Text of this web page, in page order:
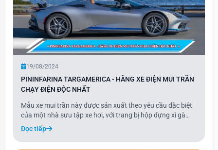
19/08/2024
PININFARINA TARGAMERICA - HÃNG XE ĐIỆN MUI TRẦN
CHẠY ĐIỆN ĐỘC NHẤT
Mẫu xe mui trần này được sản xuất theo yêu cầu đặc biệt
của một nhà sưu tập xe hơi, với trang bị hộp đựng xì gà
riêng và động cơ mạnh mẽ đạt công suất 1.900 mã lực.
Lấy cảm hứng từ thiết kế của Pininfarina Battista, các
nghệ nhân tại Pininfarina đã tạo ra
Đọc tiếp